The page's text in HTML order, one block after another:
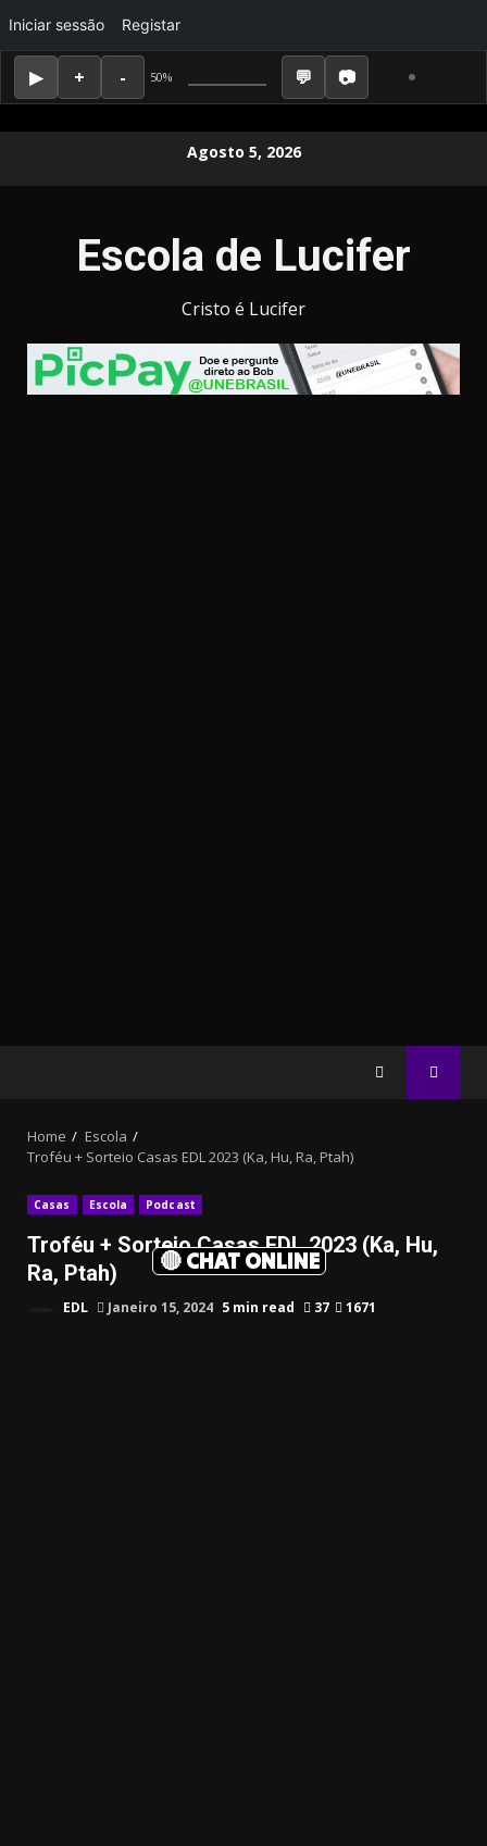
50%
Iniciar sessão Registar
Agosto 5, 2026
Escola de Lucifer
Cristo é Lucifer
🔴 CHAT ONLINE
Home
Escola
Troféu + Sorteio Casas EDL 2023 (Ka, Hu, Ra, Ptah)
Casas Escola Podcast
Troféu + Sorteio Casas EDL 2023 (Ka, Hu,
Ra, Ptah)
EDL Janeiro 15, 2024 5 min read 37 1671